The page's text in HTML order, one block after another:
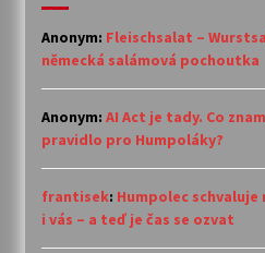
Anonym: Fleischsalat –
německá salámová pochoutka
Anonym: AI Act je tady. Co
pravidlo pro Humpoláky?
frantisek: Humpolec schvaluje
i vás – a teď je čas se ozvat